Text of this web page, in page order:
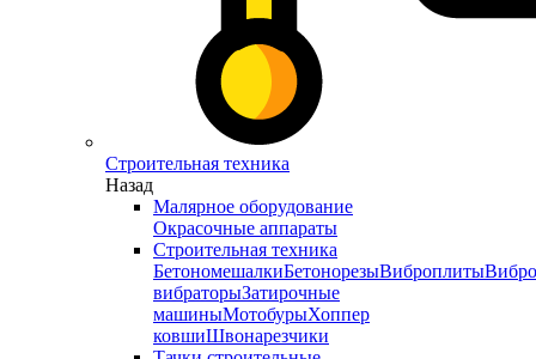
Строительная техника
Назад
Малярное оборудование
Окрасочные аппараты
Строительная техника
БетономешалкиБетонорезыВиброплиты
вибраторыЗатирочные
машиныМотобурыХоппер
ковшиШвонарезчики